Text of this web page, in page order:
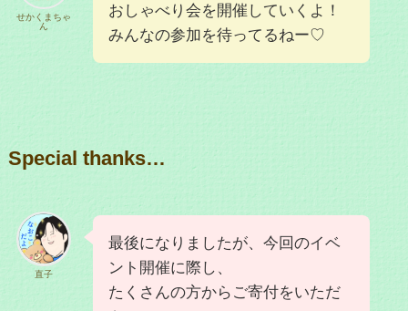
せかくまちゃ
ん
おしゃべり会を開催していくよ！
みんなの参加を待ってるねー♡
Special thanks…
直子
最後になりましたが、今回のイベ
ント開催に際し、
たくさんの方からご寄付をいただ